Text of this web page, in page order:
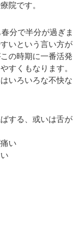
院です。
分で半分が過ぎま
いという言い方が
の時期に一番活発
すくもなります。
いろいろな不快な
する、或いは舌が
い